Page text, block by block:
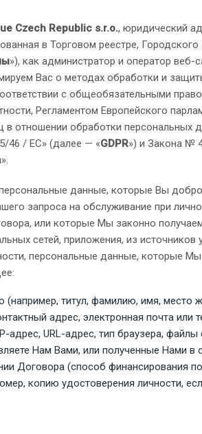
Czech Republic s.r.o., юридический
в Торговом реестре,
»), как администратор и оператор веб-
Вас о методах обработки и
с общеобязательными
Регламентом Европейского
в отношении обработки
46 / EC» (далее — «GDPR») и Закона №
данные, которые Вы
запроса на обслуживание при
или которые Мы законно
сетей, приложения, из источников
персональные данные, которые
титул, фамилию, имя, место
адрес, электронная почта или
адрес, URL-адрес, тип браузера, файлы
Нам Вами, или полученные Нами в
Договора (способ финансирования
копию удостоверения личности,